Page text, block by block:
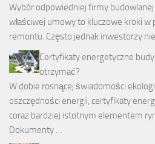
Wybór odpowiedniej firmy
właściwej umowy to kluczowe kroki w
remontu. Często jednak inwestorzy
Certyfikaty energetyczne
otrzymać?
W dobie rosnącej świadomości
oszczędności energii, certyfikaty
coraz bardziej istotnym elementem
Dokumenty …